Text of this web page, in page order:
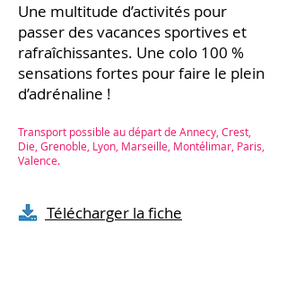
Une multitude d’activités pour
passer des vacances sportives et
rafraîchissantes. Une colo 100 %
sensations fortes pour faire le plein
d’adrénaline !
Transport possible au départ de Annecy, Crest,
Die, Grenoble, Lyon, Marseille, Montélimar, Paris,
Valence.
Télécharger la fiche